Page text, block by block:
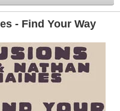
- Find Your Way